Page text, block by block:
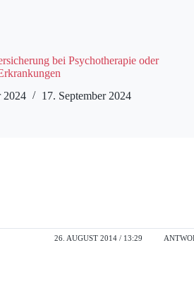
bei Psychotherapie oder
2024
17. September 2024
26. AUGUST 2014 / 13:29